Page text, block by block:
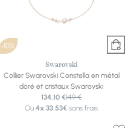
-10%
Swarovski
Collier Swarovski Constella en métal
doré et cristaux Swarovski
134,10 €149 €
Ou4x 33.53€ sans frais